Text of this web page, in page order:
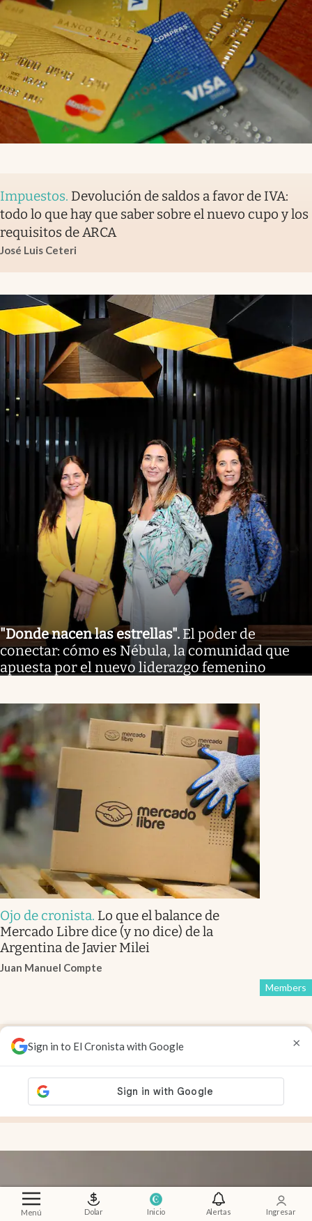
Menú Dolar Inicio Alertas Ingresar
Sign in to El Cronista with Google ×
Impuestos. Devolución de saldos a favor de IVA:
todo lo que hay que saber sobre el nuevo cupo y los
requisitos de ARCA
José Luis Ceteri
"Donde nacen las estrellas". El poder de
conectar: cómo es Nébula, la comunidad que
apuesta por el nuevo liderazgo femenino
Ojo de cronista. Lo que el balance de
Mercado Libre dice (y no dice) de la
Argentina de Javier Milei
Juan Manuel Compte
Members
Financial Times.El petróleo baja, pero la nafta y el
precios por las nubes
Verity Ratcliffe Jamie Smyth